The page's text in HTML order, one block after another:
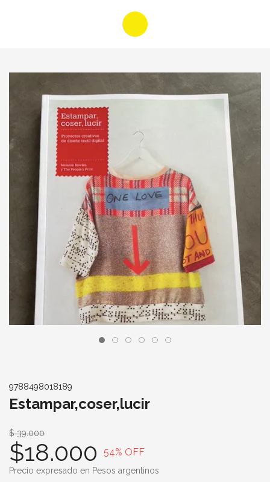
9788498018189
Estampar,coser,lucir
$ 39.000
$18.000 54% OFF
Precio expresado en Pesos argentinos